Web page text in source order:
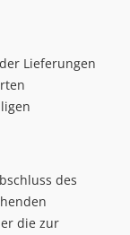
Lieferungen
des
die zur